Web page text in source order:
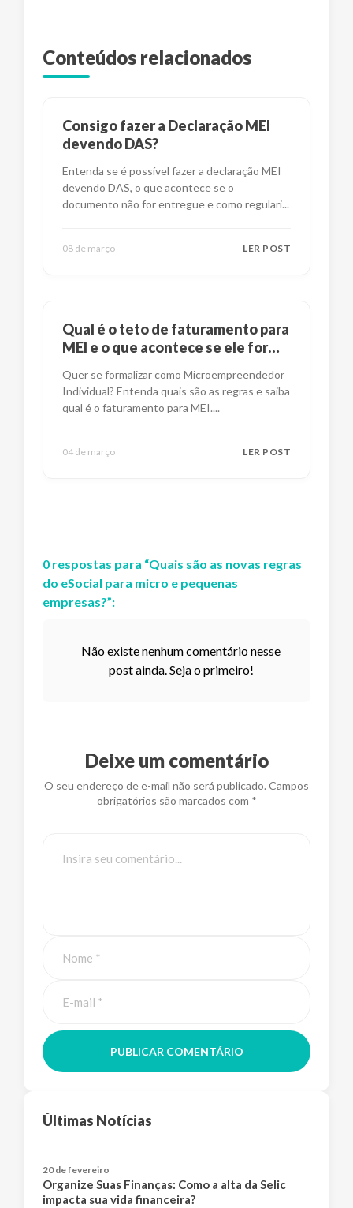
Conteúdos relacionados
Consigo fazer a Declaração MEI
devendo DAS?
Entenda se é possível fazer a declaração MEI
devendo DAS, o que acontece se o
documento não for entregue e como regulari...
08 de março LER POST
Qual é o teto de faturamento para
MEI e o que acontece se ele for
Quer se formalizar como Microempreendedor
Individual? Entenda quais são as regras e saiba
qual é o faturamento para MEI....
04 de março LER POST
0 respostas para “Quais são as novas regras
do eSocial para micro e pequenas
empresas?”:
Não existe nenhum comentário nesse
post ainda. Seja o primeiro!
Deixe um comentário
O seu endereço de e-mail não será publicado. Campos
obrigatórios são marcados com *
PUBLICAR COMENTÁRIO
Últimas Notícias
20 de fevereiro
Organize Suas Finanças: Como a alta da Selic
impacta sua vida financeira?